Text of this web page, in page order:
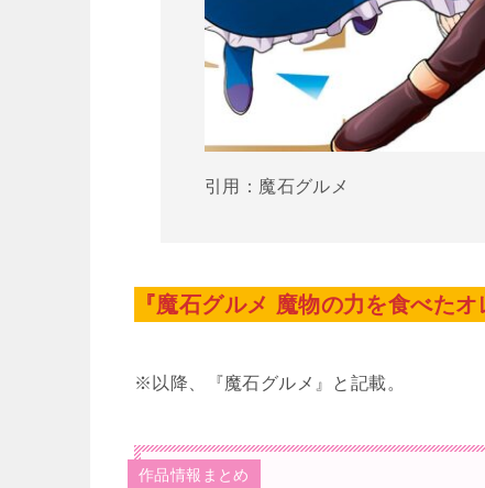
引用：魔石グルメ
『魔石グルメ 魔物の力を食べたオ
※以降、『魔石グルメ』と記載。
作品情報まとめ